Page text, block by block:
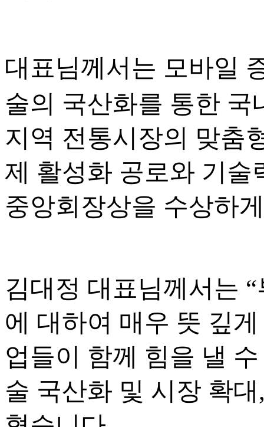
대표님께서는 모바일
술의 국산화를 통한 국
지역 전통시장의 맞춤
제 활성화 공로와 기술
중앙회장상을 수상하
김대정 대표님께서는
에 대하여 매우 뜻 깊
업들이 함께 힘을 낼
술 국산화 및 시장 확